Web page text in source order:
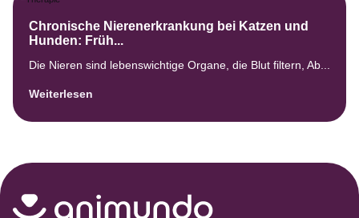
Chronische Nierenerkrankung bei Katzen und
Hunden: Früh...
Die Nieren sind lebenswichtige Organe, die Blut filtern, Ab...
Weiterlesen